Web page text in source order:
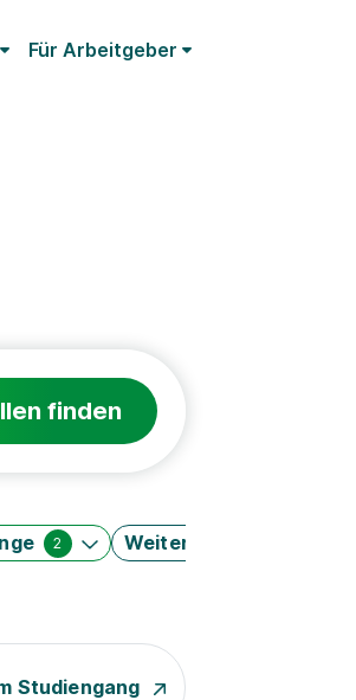
Für Arbeitgeber
finden
2 Weitere Filter
Studiengang